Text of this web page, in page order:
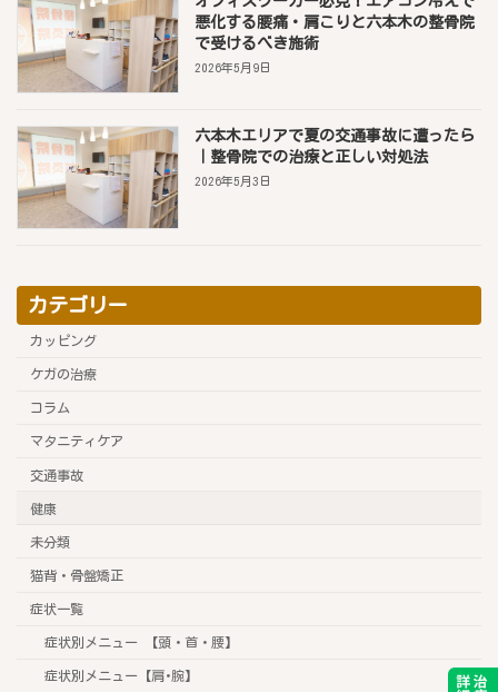
悪化する腰痛・肩こりと六本木の整骨院
で受けるべき施術
2026年5月9日
六本木エリアで夏の交通事故に遭ったら
｜整骨院での治療と正しい対処法
2026年5月3日
カテゴリー
カッピング
ケガの治療
コラム
マタニティケア
交通事故
健康
未分類
猫背・骨盤矯正
症状一覧
症状別メニュー 【頭・首・腰】
症状別メニュー【肩･腕】